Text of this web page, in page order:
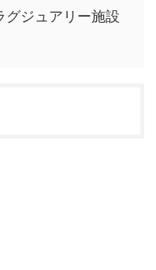
グジュアリー施設